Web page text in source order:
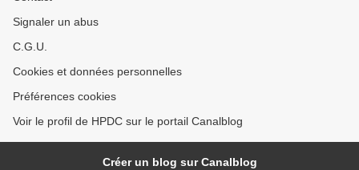
Signaler un abus
C.G.U.
Cookies et données personnelles
Préférences cookies
Voir le profil de HPDC sur le portail Canalblog
Créer un blog sur Canalblog